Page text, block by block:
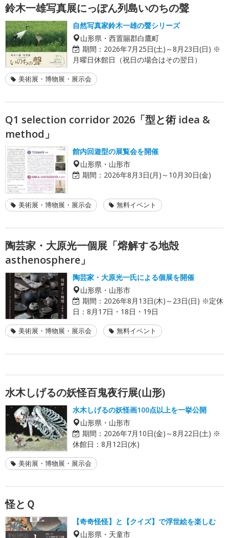
鈴木一雄写真展にっぽん列島いのちの聲
自然写真家鈴木一雄の聲シリーズ
山形県・西置賜郡白鷹町
期間： 2026年7月25日(土)～8月23日(日) ※
月曜日休館日（祝日の場合はその翌日）
美術展・博物展・展示会
Q1 selection corridor 2026「型と術 idea &
method」
館内回遊型の展覧会を開催
山形県・山形市
期間： 2026年8月3日(月)～10月30日(金)
美術展・博物展・展示会 無料イベント
陶芸家・大原光一個展「熔解する地殻
asthenosphere」
陶芸家・大原光一氏による個展を開催
山形県・山形市
期間： 2026年8月13日(木)～23日(日) ※定休
日：8月17日・18日・19日
美術展・博物展・展示会 無料イベント
水木しげるの妖怪百鬼夜行展(山形)
水木しげるの妖怪画100点以上を一挙公開
山形県・山形市
期間： 2026年7月10日(金)～8月22日(土) ※
休館日：8月12日(水)
美術展・博物展・展示会
怪とＱ
【奇奇怪怪】と【クイズ】で浮世絵を楽しむ
山形県・天童市